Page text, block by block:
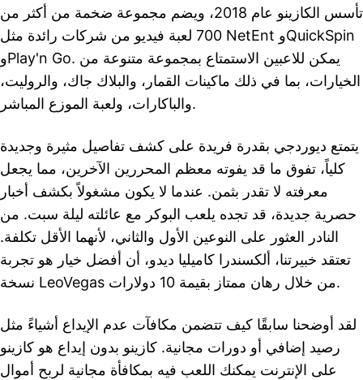
تأسس الكازينو عام 2018، ويضم مجموعة ضخمة من أكثر من
700 لعبة فيديو من شركات رائدة مثل NetEnt وQuickSpin
وPlay'n Go. يمكن للاعبين الاستمتاع بمجموعة متنوعة من
الخيارات، بما في ذلك ماكينات القمار، والبلاك جاك، والروليت،
والباكارات، ولعبة الموزع المباشر.
يتمتع ديوردجي بقدرة فريدة على كشف تفاصيل مثيرة وجديدة
كلياً، تفوق ما قد يفوته معظم المحررين الآخرين، مما يجعل
معرفته لا تقدر بثمن. عندما لا يكون مشغولاً بكشف أخبار
حصرية جديدة، قد تجده يلعب البوكر مع عائلته ليلة سبت. من
النادر العثور على النوعين الأول والثاني، لأنهما الأقل تكلفة.
تعتقد خبيرتنا، ألكسندرا كاميليا ديدو، أن أفضل خيار هو تجربة
نسخة LeoVegas من خلال رهان ممتاز بقيمة 10 دولارات.
لقد أوضحنا سابقًا كيف تتضمن مكافآت عدم الإيداع أشياءً مثل
رصيد إضافي أو دورات مجانية. كازينو بدون إيداع هو كازينو
على الإنترنت يمكنك اللعب فيه بمكافأة مجانية لربح أموال